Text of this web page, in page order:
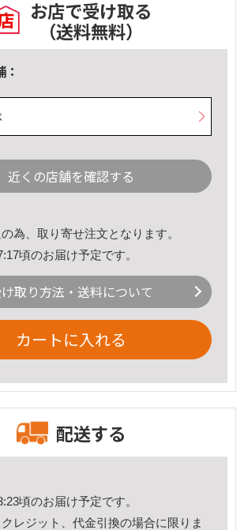
お店で受け取る
（送料無料）
近くの店舗を確認する
為、取り寄せ注文となります。
頃のお届け予定です。
取り方法・送料について
カートに入れる
配送する
頃のお届け予定です。
レジット、代金引換の場合に限りま